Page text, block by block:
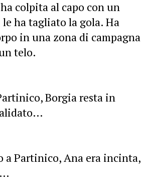
colpita al capo con un
ha tagliato la gola. Ha
in una zona di campagna
telo.
Borgia resta in
a Partinico, Ana era incinta,